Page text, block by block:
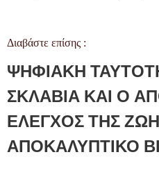
Διαβάστε επίσης :
ΨΗΦΙΑΚΗ
ΣΚΛΑΒΙΑ ΚΑΙ Ο
ΕΛΕΓΧΟΣ ΤΗΣ
ΑΠΟΚΑΛΥΠΤΙΚΟ